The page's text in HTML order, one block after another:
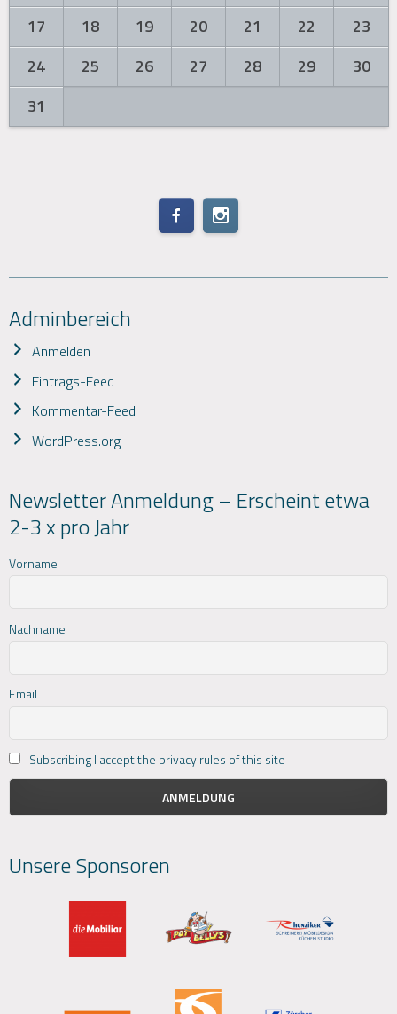
17
18 19 20 21 22
23
24
25 26 27 28 29
30
31
Adminbereich
Anmelden
Eintrags-Feed
Kommentar-Feed
WordPress.org
Newsletter Anmeldung – Erscheint etwa
2-3 x pro Jahr
Vorname
Nachname
Email
Subscribing I accept the privacy rules of this site
Unsere Sponsoren